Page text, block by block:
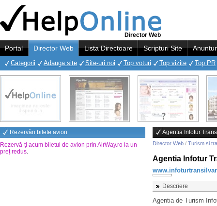
Director Web
Portal Director Web Lista Directoare Scripturi Site
Categorii Adauga site Site-uri noi Top voturi Top vizite Top PR
Rezervări bilete avion
Rezervă-ți acum biletul de avion prin AirWay.ro la un
preț redus.
Agentia Infotur
Director Web / Turism si
Agentia Infotur
Descriere
Agentia de Turism